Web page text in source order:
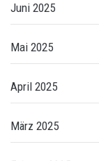
Juni 2025
Mai 2025
April 2025
März 2025